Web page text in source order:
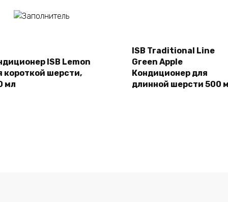
ISB Lemon
короткой шерсти,
мл
Подробнее
ISB Traditional Line
Green Apple
Кондиционер для
длинной шерсти 500